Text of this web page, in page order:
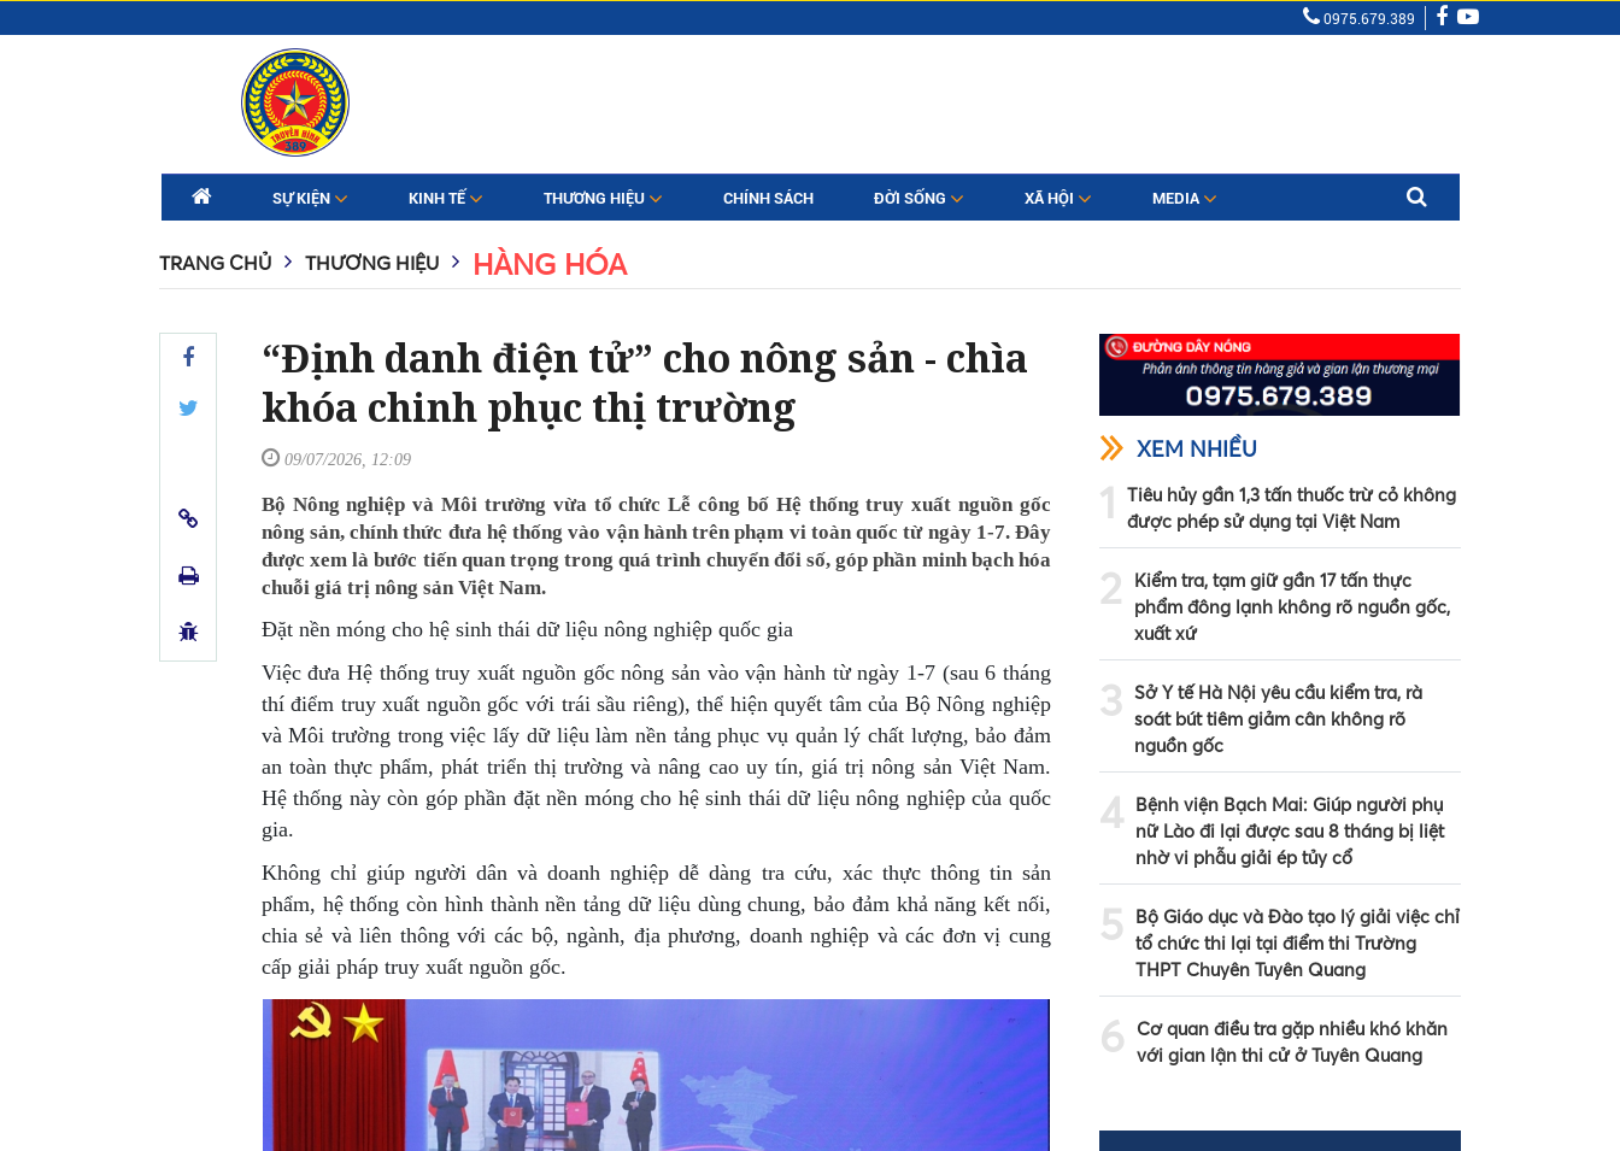
0975.679.389
SỰ KIỆN KINH TẾ THƯƠNG HIỆU CHÍNH SÁCH ĐỜI SỐNG XÃ HỘI MEDIA
TRANG CHỦ THƯƠNG HIỆU HÀNG HÓA
“Định danh điện tử” cho nông sản - chìa
khóa chinh phục thị trường
09/07/2026, 12:09
Bộ Nông nghiệp và Môi trường vừa tổ chức Lễ công bố Hệ thống truy xuất nguồn gốc
nông sản, chính thức đưa hệ thống vào vận hành trên phạm vi toàn quốc từ ngày 1-7. Đây
được xem là bước tiến quan trọng trong quá trình chuyển đổi số, góp phần minh bạch hóa
chuỗi giá trị nông sản Việt Nam.
Đặt nền móng cho hệ sinh thái dữ liệu nông nghiệp quốc gia
Việc đưa Hệ thống truy xuất nguồn gốc nông sản vào vận hành từ ngày 1-7 (sau 6 tháng
thí điểm truy xuất nguồn gốc với trái sầu riêng), thể hiện quyết tâm của Bộ Nông nghiệp
và Môi trường trong việc lấy dữ liệu làm nền tảng phục vụ quản lý chất lượng, bảo đảm
an toàn thực phẩm, phát triển thị trường và nâng cao uy tín, giá trị nông sản Việt Nam.
Hệ thống này còn góp phần đặt nền móng cho hệ sinh thái dữ liệu nông nghiệp của quốc
gia.
Không chỉ giúp người dân và doanh nghiệp dễ dàng tra cứu, xác thực thông tin sản
phẩm, hệ thống còn hình thành nền tảng dữ liệu dùng chung, bảo đảm khả năng kết nối,
chia sẻ và liên thông với các bộ, ngành, địa phương, doanh nghiệp và các đơn vị cung
cấp giải pháp truy xuất nguồn gốc.
XEM NHIỀU
1
Tiêu hủy gần 1,3 tấn thuốc trừ cỏ không
được phép sử dụng tại Việt Nam
2
Kiểm tra, tạm giữ gần 17 tấn thực
phẩm đông lạnh không rõ nguồn gốc,
xuất xứ
3 Sở Y tế Hà Nội yêu cầu kiểm tra, rà
soát bút tiêm giảm cân không rõ
nguồn gốc
4 Bệnh viện Bạch Mai: Giúp người phụ
nữ Lào đi lại được sau 8 tháng bị liệt
nhờ vi phẫu giải ép tủy cổ
5
Bộ Giáo dục và Đào tạo lý giải việc chỉ
tổ chức thi lại tại điểm thi Trường
THPT Chuyên Tuyên Quang
6
Cơ quan điều tra gặp nhiều khó khăn
với gian lận thi cử ở Tuyên Quang